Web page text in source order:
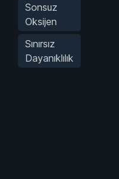
Sonsuz
Oksijen
Sınırsız
Dayanıklılık